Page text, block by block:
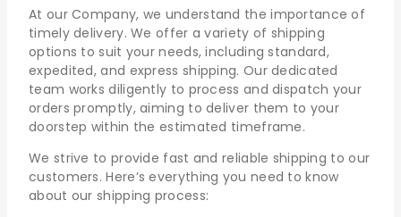
At our Company, we understand the importance of
timely delivery. We offer a variety of shipping
options to suit your needs, including standard,
expedited, and express shipping. Our dedicated
team works diligently to process and dispatch your
orders promptly, aiming to deliver them to your
doorstep within the estimated timeframe.
We strive to provide fast and reliable shipping to our
customers. Here’s everything you need to know
about our shipping process: